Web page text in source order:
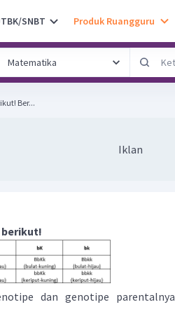
SNBT Produk Ruangguru
Cermati tabel hasil persilangan berikut! Ber...
Iklan
dan genotipe parentalnya